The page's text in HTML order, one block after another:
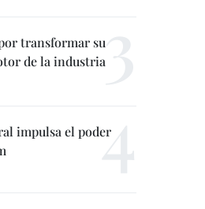
transformar su
de la industria
impulsa el poder